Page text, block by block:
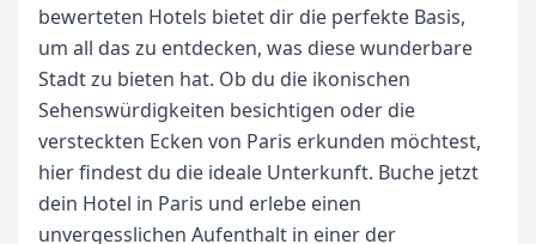
bewerteten Hotels bietet dir die perfekte Basis,
um all das zu entdecken, was diese wunderbare
Stadt zu bieten hat. Ob du die ikonischen
Sehenswürdigkeiten besichtigen oder die
versteckten Ecken von Paris erkunden möchtest,
hier findest du die ideale Unterkunft. Buche jetzt
dein Hotel in Paris und erlebe einen
unvergesslichen Aufenthalt in einer der